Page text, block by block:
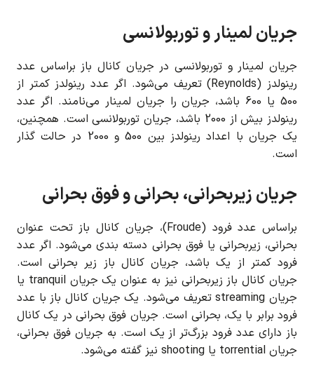
جریان لمینار و توربولانسی
جریان لمینار و توربولانسی در جریان کانال باز براساس عدد
رینولدز (Reynolds) تعریف می‌شود. اگر عدد رینولدز کمتر از
500 یا 600 باشد، جریان را جریان لمینار می‌نامند. اگر عدد
رینولدز بیش از 2000 باشد، جریان توربولانسی است. همچنین،
یک جریان با اعداد رینولدز بین 500 و 2000 در حالت گذار
است.
جریان زیربحرانی، بحرانی و فوق بحرانی
براساس عدد فرود (Froude)، جریان کانال باز تحت عنوان
بحرانی، زیربحرانی یا فوق بحرانی دسته بندی می‌شود. اگر عدد
فرود کمتر از یک باشد، جریان کانال باز زیر بحرانی است.
جریان کانال باز زیربحرانی نیز به عنوان یک جریان tranquil یا
جریان streaming تعریف می‌شود. یک جریان کانال باز با عدد
فرود برابر با یک، بحرانی است. جریان فوق بحرانی در یک کانال
باز دارای عدد فرود بزرگ‌تر از یک است. به جریان فوق بحرانی،
جریان torrential یا shooting نیز گفته می‌شود.